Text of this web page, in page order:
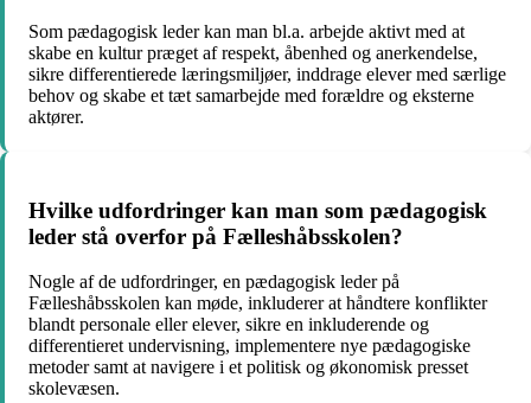
Som pædagogisk leder kan man bl.a. arbejde aktivt med at
skabe en kultur præget af respekt, åbenhed og anerkendelse,
sikre differentierede læringsmiljøer, inddrage elever med særlige
behov og skabe et tæt samarbejde med forældre og eksterne
aktører.
Hvilke udfordringer kan man som pædagogisk
leder stå overfor på Fælleshåbsskolen?
Nogle af de udfordringer, en pædagogisk leder på
Fælleshåbsskolen kan møde, inkluderer at håndtere konflikter
blandt personale eller elever, sikre en inkluderende og
differentieret undervisning, implementere nye pædagogiske
metoder samt at navigere i et politisk og økonomisk presset
skolevæsen.